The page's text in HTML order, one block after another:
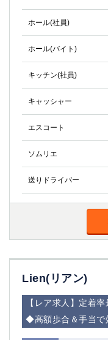
ホール(社員)
ホール(バイト)
キッチン(社員)
キャッシャー
エスコート
ソムリエ
送りドライバー
Lien(リアン)
【レア求人】定着
◆高額歩合＆手当で